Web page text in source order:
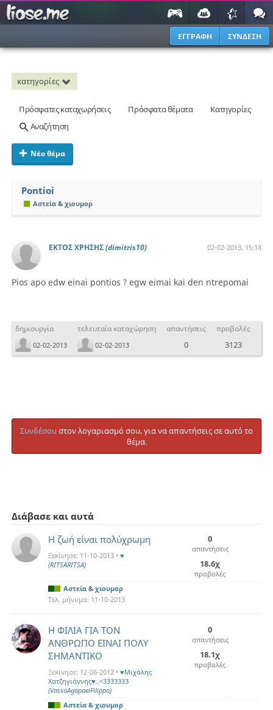
ΕΓΓΡΑΦΗ ΣΥΝΔΕΣΗ
κατηγορίες
Πρόσφατες καταχωρήσεις Πρόσφατα θέματα
Κατηγορίες
Αναζήτηση
Νέο θέμα
Pontioi
Αστεία & χιουμορ
ΕΚΤΟΣ ΧΡΗΣΗΣ(dimitris10) 02-02-2013, 15:18
Pios apo edw einai pontios ? egw eimai kai den ntrepomai
δημιουργία
02-02-2013
τελευταία καταχώρηση
02-02-2013
απαντήσεις
0
προβολές
3123
Συνδέσουστον λογαριασμό σου, για να απαντήσεις σε αυτό το
θέμα.
Διάβασε και αυτά
Η ζωή είναι πολύχρωμη
Ξεκίνησε: 11-10-2013 • ♥
(RITSARITSA)
0
απαντήσεις
18.6χ
προβολές
Αστεία & χιουμορ
Τελ. μήνυμα: 11-10-2013
Η ΦΙΛΙΑ ΓΙΑ ΤΟΝ
ΑΝΘΡΩΠΟ ΕΙΝΑΙ ΠΟΛΥ
ΣΗΜΑΝΤΙΚΟ
Ξεκίνησε: 12-06-2012 • ♥Mιχάλης
Χατζηγιάννης♥..<3333333
(VassoAgapaeiFilippo)
0
απαντήσεις
18.1χ
προβολές
Αστεία & χιουμορ